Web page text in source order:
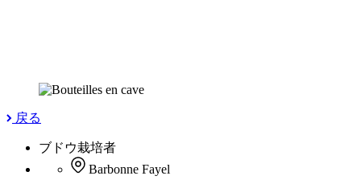
戻る
ブドウ栽培者
Barbonne Fayel